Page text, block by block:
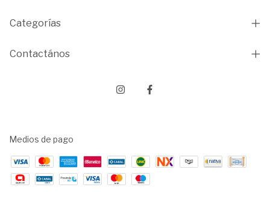
Categorías
Contactános
Medios de pago